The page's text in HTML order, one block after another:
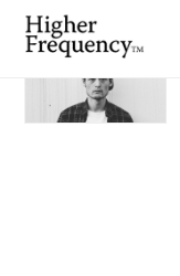
TAG: DJ Normal 4